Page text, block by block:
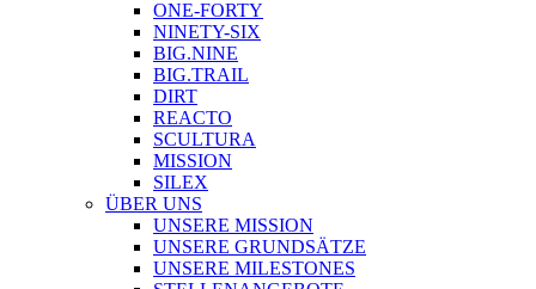
ONE-FORTY
NINETY-SIX
BIG.NINE
BIG.TRAIL
DIRT
REACTO
SCULTURA
MISSION
SILEX
ÜBER UNS
UNSERE MISSION
UNSERE GRUNDSÄTZE
UNSERE MILESTONES